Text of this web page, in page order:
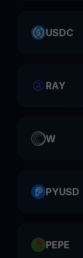
USDC
RAY
W
PYUSD
PEPE